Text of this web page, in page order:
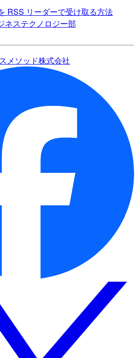
RSS リーダーで受け取る方法
ネステクノロジー部
メソッド株式会社